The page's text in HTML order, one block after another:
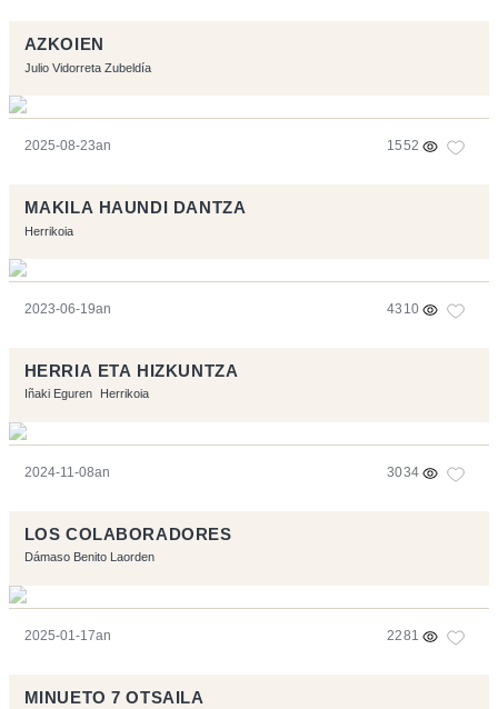
AZKOIEN
Julio Vidorreta Zubeldía
2025-08-23an 1552
MAKILA HAUNDI DANTZA
Herrikoia
2023-06-19an 4310
HERRIA ETA HIZKUNTZA
Iñaki Eguren Herrikoia
2024-11-08an 3034
LOS COLABORADORES
Dámaso Benito Laorden
2025-01-17an 2281
MINUETO 7 OTSAILA